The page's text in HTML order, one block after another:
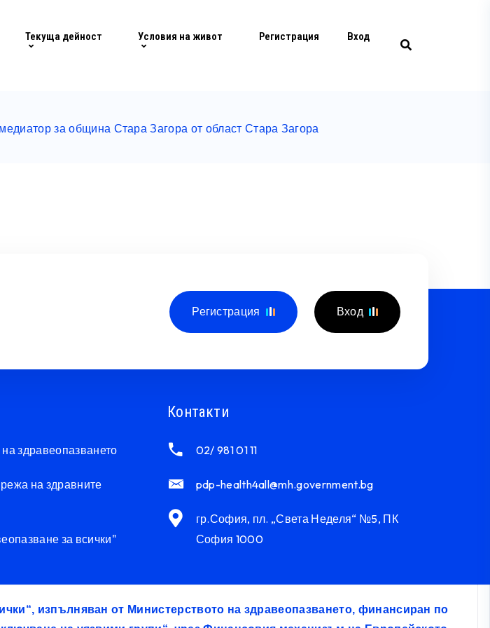
Текуща дейност Условия на живот Регистрация Вход
за община Стара Загора от област Стара Загора
Регистрация Вход
здравеопазването
на здравните
за всички"
Контакти
02/ 981 01 11
pdp-health4all@mh.government.bg
гр.София, пл. „Света Неделя“ №5, ПК
София 1000
изпълняван от Министерството на здравеопазването, финансиран по